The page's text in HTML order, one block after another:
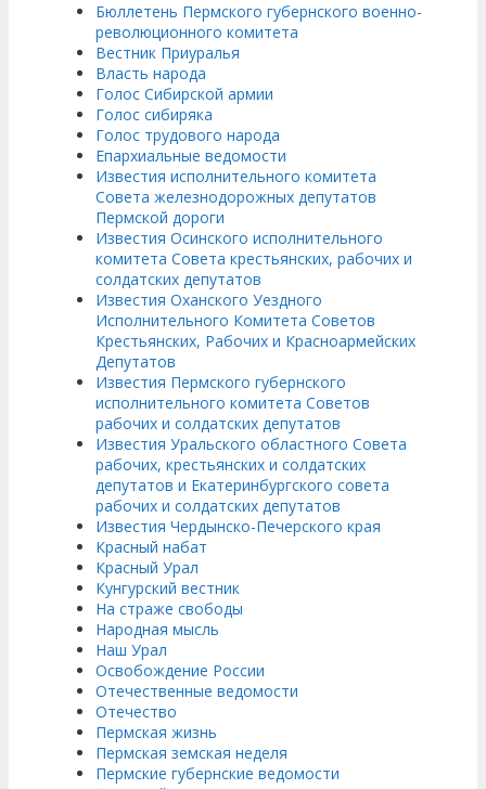
Бюллетень Пермского губернского военно-
революционного комитета
Вестник Приуралья
Власть народа
Голос Сибирской армии
Голос сибиряка
Голос трудового народа
Епархиальные ведомости
Известия исполнительного комитета
Совета железнодорожных депутатов
Пермской дороги
Известия Осинского исполнительного
комитета Совета крестьянских, рабочих и
солдатских депутатов
Известия Оханского Уездного
Исполнительного Комитета Советов
Крестьянских, Рабочих и Красноармейских
Депутатов
Известия Пермского губернского
исполнительного комитета Советов
рабочих и солдатских депутатов
Известия Уральского областного Совета
рабочих, крестьянских и солдатских
депутатов и Екатеринбургского совета
рабочих и солдатских депутатов
Известия Чердынско-Печерского края
Красный набат
Красный Урал
Кунгурский вестник
На страже свободы
Народная мысль
Наш Урал
Освобождение России
Отечественные ведомости
Отечество
Пермская жизнь
Пермская земская неделя
Пермские губернские ведомости